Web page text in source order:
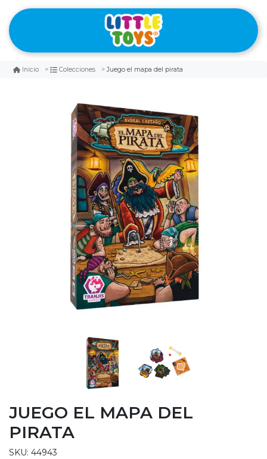
Inicio Colecciones Juego el mapa del pirata
JUEGO EL MAPA DEL
PIRATA
SKU: 44943